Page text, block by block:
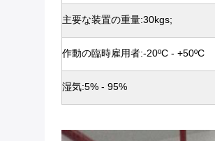
主要な装置の重量:30kgs;
作動の臨時雇用者:-20ºC - +50ºC
湿気:5% - 95%